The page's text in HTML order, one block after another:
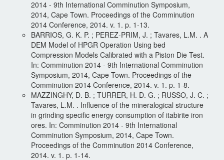
2014 - 9th International Comminution Symposium,
2014, Cape Town. Proceedings of the Comminution
2014 Conference, 2014. v. 1. p. 1-13.
BARRIOS, G. K. P. ; PEREZ-PRIM, J. ; Tavares, L.M. . A
DEM Model of HPGR Operation Using bed
Compression Models Calibrated with a Piston Die Test.
In: Comminution 2014 - 9th International Comminution
Symposium, 2014, Cape Town. Proceedings of the
Comminution 2014 Conference, 2014. v. 1. p. 1-8.
MAZZINGHY, D. B. ; TURRER, H. D. G. ; RUSSO, J. C. ;
Tavares, L.M. . Influence of the mineralogical structure
in grinding specific energy consumption of itabirite iron
ores. In: Comminution 2014 - 9th International
Comminution Symposium, 2014, Cape Town.
Proceedings of the Comminution 2014 Conference,
2014. v. 1. p. 1-14.